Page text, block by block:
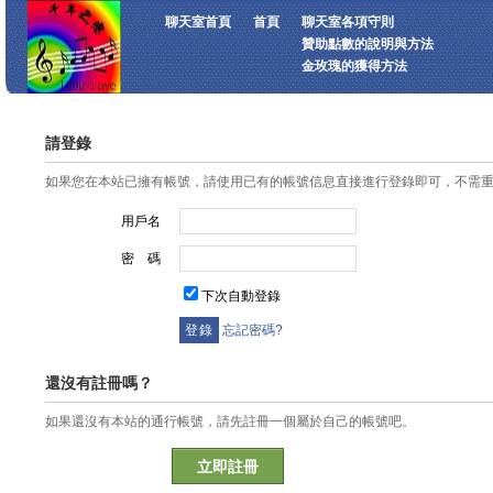
聊天室首頁 首頁
聊天室各項守則
贊助點數的說明與方法
金玫瑰的獲得方法
請登錄
如果您在本站已擁有帳號，請使用已有的帳號信息直接進行登錄即可，不需
用戶名
密 碼
下次自動登錄
忘記密碼?
還沒有註冊嗎？
如果還沒有本站的通行帳號，請先註冊一個屬於自己的帳號吧。
立即註冊